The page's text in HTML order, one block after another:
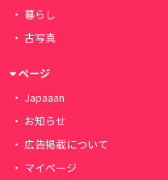
暮らし
古写真
ページ
Japaaan
お知らせ
広告掲載について
マイページ